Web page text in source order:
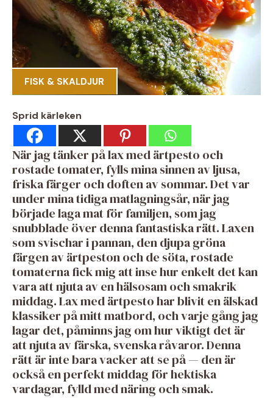
FISK & SKALDJUR
Sprid kärleken
När jag tänker på lax med ärtpesto och
rostade tomater, fylls mina sinnen av ljusa,
friska färger och doften av sommar. Det var
under mina tidiga matlagningsår, när jag
började laga mat för familjen, som jag
snubblade över denna fantastiska rätt. Laxen
som svischar i pannan, den djupa gröna
färgen av ärtpeston och de söta, rostade
tomaterna fick mig att inse hur enkelt det kan
vara att njuta av en hälsosam och smakrik
middag. Lax med ärtpesto har blivit en älskad
klassiker på mitt matbord, och varje gång jag
lagar det, påminns jag om hur viktigt det är
att njuta av färska, svenska råvaror. Denna
rätt är inte bara vacker att se på — den är
också en perfekt middag för hektiska
vardagar, fylld med näring och smak.